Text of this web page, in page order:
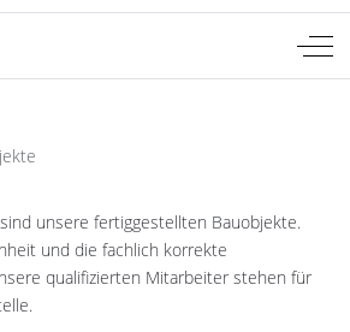
Off-
unsere fertiggestellten Bauobjekte.
und die fachlich korrekte
qualifizierten Mitarbeiter stehen für